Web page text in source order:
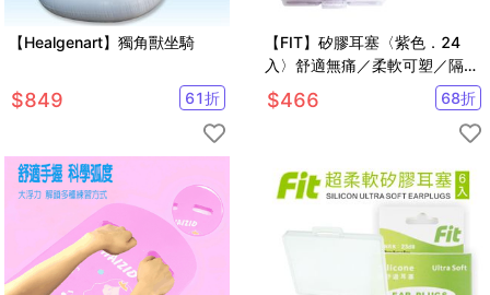
【Healgenart】獨角獸坐騎
$849 61折
【FIT】矽膠耳塞〈紫色．24
入〉舒適無痛／柔軟可塑／隔音
防噪／（內附收納盒）
$466 68折